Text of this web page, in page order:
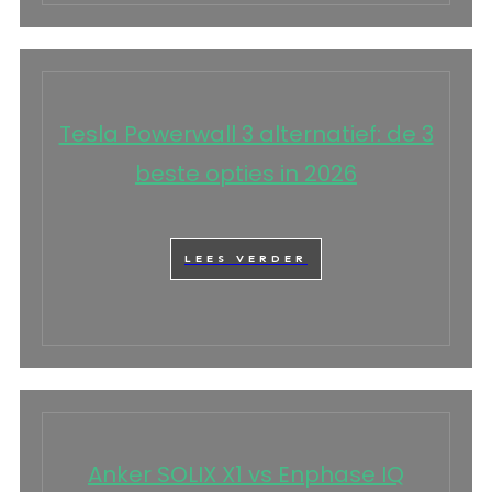
Tesla Powerwall 3 alternatief: de 3
beste opties in 2026
LEES VERDER
Anker SOLIX X1 vs Enphase IQ